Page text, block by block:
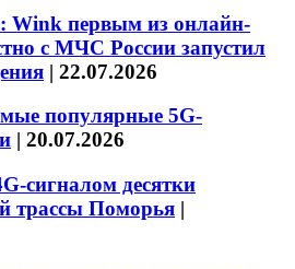
Wink первым из онлайн-
с МЧС России запустил
| 22.07.2026
популярные 5G-
| 20.07.2026
сигналом десятки
трассы Поморья |